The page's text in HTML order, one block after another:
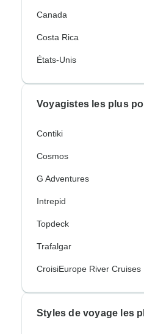
Canada
Costa Rica
États-Unis
Voyagistes les plus
Contiki
Cosmos
G Adventures
Intrepid
Topdeck
Trafalgar
CroisiEurope River Cruises
Styles de voyage les